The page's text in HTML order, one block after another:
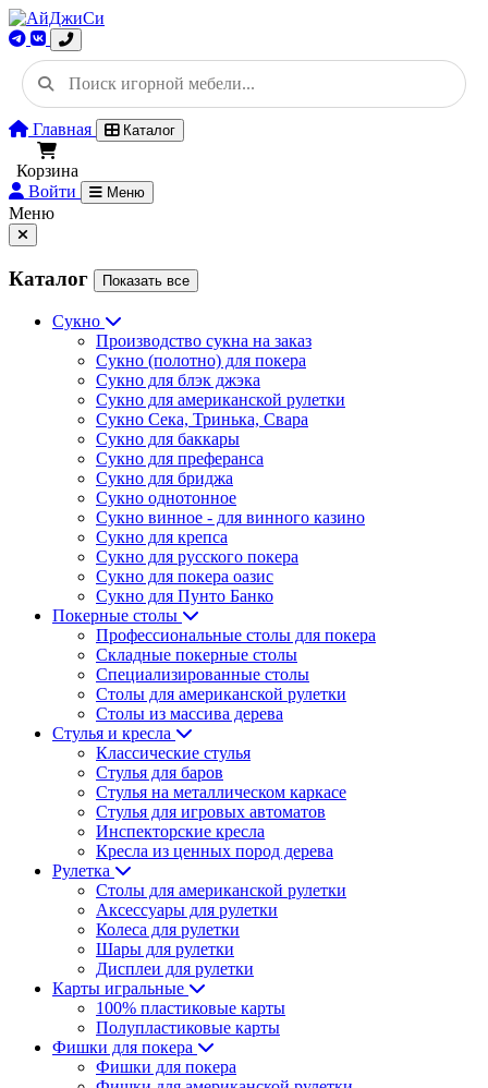
Главная Каталог
Корзина
Войти
Меню
Меню
Каталог Показать все
Сукно
Производство сукна на заказ
Сукно (полотно) для покера
Сукно для блэк джэка
Сукно для американской рулетки
Сукно Сека, Тринька, Свара
Сукно для баккары
Сукно для преферанса
Сукно для бриджа
Сукно однотонное
Сукно винное - для винного казино
Сукно для крепса
Сукно для русского покера
Сукно для покера оазис
Сукно для Пунто Банко
Покерные столы
Профессиональные столы для покера
Складные покерные столы
Специализированные столы
Столы для американской рулетки
Столы из массива дерева
Стулья и кресла
Классические стулья
Стулья для баров
Стулья на металлическом каркасе
Стулья для игровых автоматов
Инспекторские кресла
Кресла из ценных пород дерева
Рулетка
Столы для американской рулетки
Аксессуары для рулетки
Колеса для рулетки
Шары для рулетки
Дисплеи для рулетки
Карты игральные
100% пластиковые карты
Полупластиковые карты
Фишки для покера
Фишки для покера